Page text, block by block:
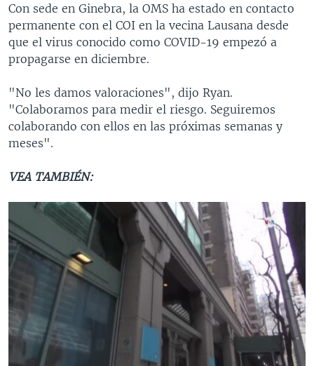
Con sede en Ginebra, la OMS ha estado en contacto
permanente con el COI en la vecina Lausana desde
que el virus conocido como COVID-19 empezó a
propagarse en diciembre.
"No les damos valoraciones", dijo Ryan.
"Colaboramos para medir el riesgo. Seguiremos
colaborando con ellos en las próximas semanas y
meses".
VEA TAMBIÉN: